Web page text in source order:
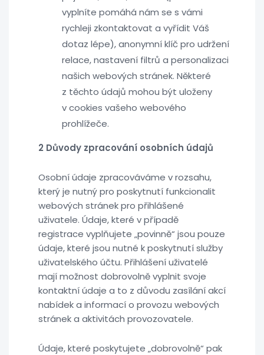
vyplníte pomáhá nám se s vámi
rychleji zkontaktovat a vyřídit Váš
dotaz lépe), anonymní klíč pro udržení
relace, nastavení filtrů a personalizaci
našich webových stránek. Některé
z těchto údajů mohou být uloženy
v cookies vašeho webového
prohlížeče.
2 Důvody zpracování osobních údajů
Osobní údaje zpracováváme v rozsahu,
který je nutný pro poskytnutí funkcionalit
webových stránek pro přihlášené
uživatele. Údaje, které v případě
registrace vyplňujete „povinně“ jsou pouze
údaje, které jsou nutné k poskytnutí služby
uživatelského účtu. Přihlášení uživatelé
mají možnost dobrovolně vyplnit svoje
kontaktní údaje a to z důvodu zasílání akcí
nabídek a informací o provozu webových
stránek a aktivitách provozovatele.
Údaje, které poskytujete „dobrovolně“ pak